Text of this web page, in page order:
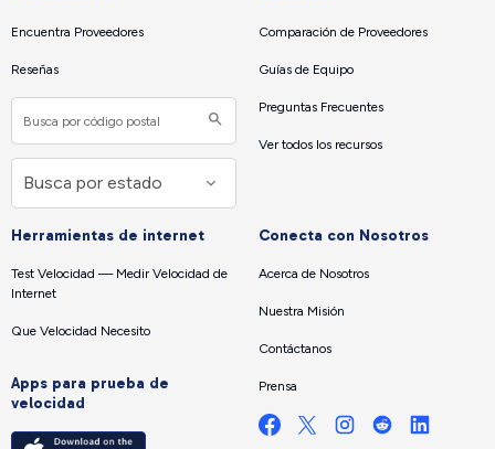
Encuentra Proveedores
Reseñas
Comparación de Proveedores
Guías de Equipo
Preguntas Frecuentes
Ver todos los recursos
Herramientas de internet
Test Velocidad — Medir Velocidad de
Internet
Que Velocidad Necesito
Apps para prueba de
velocidad
Conecta con Nosotros
Acerca de Nosotros
Nuestra Misión
Contáctanos
Prensa